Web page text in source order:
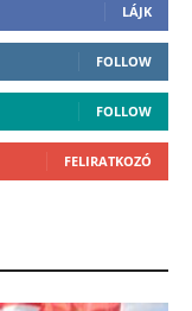
LÁJK
FOLLOW
FOLLOW
FELIRATKOZÓ